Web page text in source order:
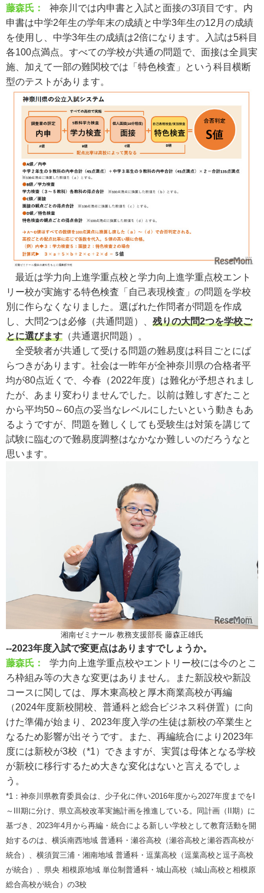
藤森氏：
神奈川では内申書と入試と面接の3項目です。内
申書は中学2年生の学年末の成績と中学3年生の12月の成績
を使用し、中学3年生の成績は2倍になります。入試は5科目
各100点満点。すべての学校が共通の問題で、面接は全員実
施、加えて一部の難関校では「特色検査」という科目横断
型のテストがあります。
最近は学力向上進学重点校と学力向上進学重点校エント
リー校が実施する特色検査「自己表現検査」の問題を学校
別に作らなくなりました。選ばれた作問者が問題を作成
し、大問2つは必修（共通問題）、 残りの大問2つを学校ご
とに選びます （共通選択問題）。
全受験者が共通して受ける問題の難易度は科目ごとにば
らつきがあります。社会は一昨年が全神奈川県の合格者平
均が80点近くで、今春（2022年度）は難化が予想されまし
たが、あまり変わりませんでした。以前は難しすぎたこと
から平均50～60点の妥当なレベルにしたいという動きもあ
るようですが、問題を難しくしても受験生は対策を講じて
試験に臨むので難易度調整はなかなか難しいのだろうなと
思います。
湘南ゼミナール 教務支援部長 藤森正雄氏
--2023年度入試で変更点はありますでしょうか。
藤森氏：
学力向上進学重点校やエントリー校には今のとこ
ろ枠組み等の大きな変更はありません。また新設校や新設
コースに関しては、厚木東高校と厚木商業高校が再編
（2024年度新校開校、普通科と総合ビジネス科併置）に向
けた準備が始まり、2023年度入学の生徒は新校の卒業生と
なるため影響が出そうです。また、再編統合により2023年
度には新校が3校（*1）できますが、実質は母体となる学校
が新校に移行するため大きな変化はないと言えるでしょ
う。
*1：神奈川県教育委員会は、少子化に伴い2016年度から2027年度までをI
～III期に分け、県立高校改革実施計画を推進している。同計画（II期）に
基づき、2023年4月から再編・統合による新しい学校として教育活動を開
始するのは、横浜南西地域 普通科・瀬谷高校（瀬谷高校と瀬谷西高校が
統合）、横須賀三浦・湘南地域 普通科・逗葉高校（逗葉高校と逗子高校
が統合）、県央 相模原地域 単位制普通科・城山高校（城山高校と相模原
総合高校が統合）の3校